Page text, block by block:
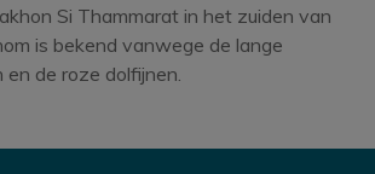
Si Thammarat in het zuiden van
is bekend vanwege de lange
de roze dolfijnen.